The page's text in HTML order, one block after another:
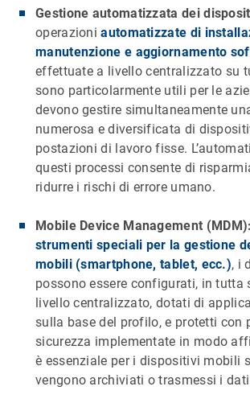
Gestione automatizzata dei
operazioniautomatizzate di
manutenzione e aggiornamento
effettuate a livello centralizzato su
sono particolarmente utili per le
devono gestire simultaneamente
numerosa e diversificata di
postazioni di lavoro fisse.
questi processi consente di
ridurre i rischi di errore umano.
Mobile Device Management (MDM):
strumenti speciali per la gestione
mobili (smartphone, tablet, ecc.), i
possono essere configurati, in tutta
livello centralizzato, dotati di
sulla base del profilo, e protetti con
sicurezza implementate in modo
è essenziale per i dispositivi mobili
vengono archiviati o trasmessi i